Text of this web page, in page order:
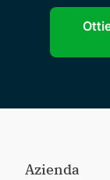
Azienda